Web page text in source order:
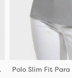
Punto